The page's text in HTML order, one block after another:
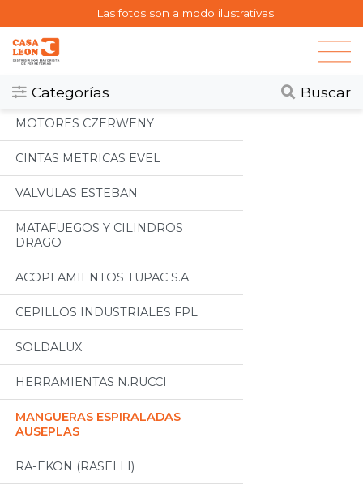
Las fotos son a modo ilustrativas
Categorías Buscar
Categorias
Todos
MOTORES CZERWENY
CINTAS METRICAS EVEL
VALVULAS ESTEBAN
MATAFUEGOS Y CILINDROS
DRAGO
ACOPLAMIENTOS TUPAC S.A.
CEPILLOS INDUSTRIALES FPL
SOLDALUX
HERRAMIENTAS N.RUCCI
MANGUERAS ESPIRALADAS
AUSEPLAS
RA-EKON (RASELLI)